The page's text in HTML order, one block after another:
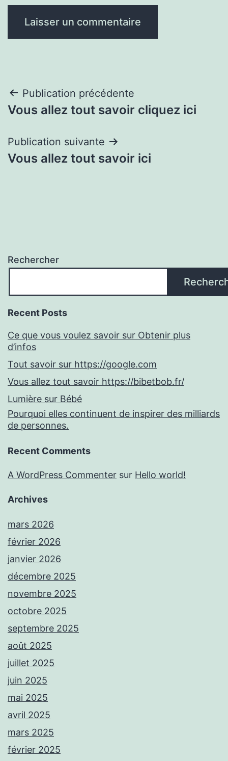
Navigation
de
l’article
Publication précédente
Vous allez tout savoir cliquez ici
Publication suivante
Vous allez tout savoir ici
Rechercher
Recent Posts
Ce que vous voulez savoir sur Obtenir plus
d’infos
Tout savoir sur https://google.com
Vous allez tout savoir https://bibetbob.fr/
Lumière sur Bébé
Pourquoi elles continuent de inspirer des milliards
de personnes.
Recent Comments
A WordPress Commenter sur Hello world!
Archives
mars 2026
février 2026
janvier 2026
décembre 2025
novembre 2025
octobre 2025
septembre 2025
août 2025
juillet 2025
juin 2025
mai 2025
avril 2025
mars 2025
février 2025